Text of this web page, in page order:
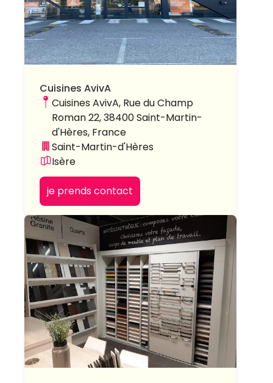
Cuisines AvivA
Cuisines AvivA, Rue du Champ
Roman 22, 38400 Saint-Martin-
d'Hères, France
Saint-Martin-d'Hères
Isère
je prends contact